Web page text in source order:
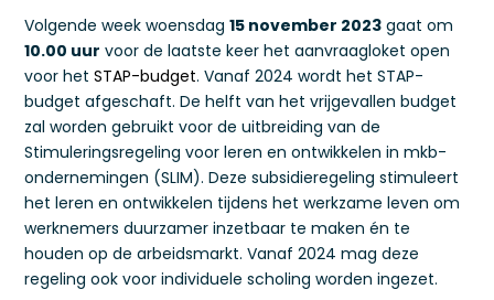
Volgende week woensdag15 november 2023 gaat om
10.00 uur voor de laatste keer het aanvraagloket open
voor hetSTAP-budget. Vanaf 2024 wordt het STAP-
budget afgeschaft. De helft van het vrijgevallen budget
zal worden gebruikt voor de uitbreiding van de
Stimuleringsregeling voor leren en ontwikkelen in mkb-
ondernemingen (SLIM). Deze subsidieregeling stimuleert
het leren en ontwikkelen tijdens het werkzame leven om
werknemers duurzamer inzetbaar te maken én te
houden op de arbeidsmarkt. Vanaf 2024 mag deze
regeling ook voor individuele scholing worden ingezet.